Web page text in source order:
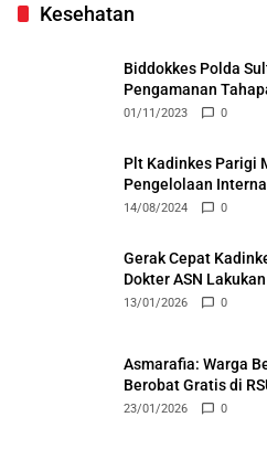
Kesehatan
Biddokkes Polda
Pengamanan
01/11/2023 0
Plt Kadinkes Parigi
Pengelolaan
14/08/2024 0
Gerak Cepat
Dokter ASN
Puskesmas Ongka
13/01/2026 0
Asmarafia: Warga
Berobat Gratis di
23/01/2026 0